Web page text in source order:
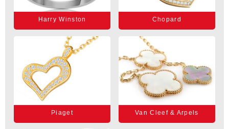
Harry Winston Chopard
Piaget Van Cleef & Arpels